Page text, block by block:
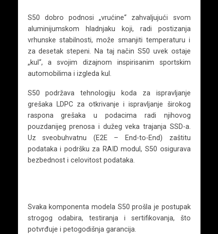
S50 dobro podnosi „vrućine“ zahvaljujući svom
aluminijumskom hladnjaku koji, radi postizanja
vrhunske stabilnosti, može smanjiti temperaturu i
za desetak stepeni. Na taj način S50 uvek ostaje
„kul“, a svojim dizajnom inspirisanim sportskim
automobilima i izgleda kul.
S50 podržava tehnologiju koda za ispravljanje
grešaka LDPC za otkrivanje i ispravljanje širokog
raspona grešaka u podacima radi njihovog
pouzdanijeg prenosa i dužeg veka trajanja SSD-a.
Uz sveobuhvatnu (E2E – End-to-End) zaštitu
podataka i podršku za RAID modul, S50 osigurava
bezbednost i celovitost podataka.
Svaka komponenta modela S50 prošla je postupak
strogog odabira, testiranja i sertifikovanja, što
potvrđuje i petogodišnja garancija.